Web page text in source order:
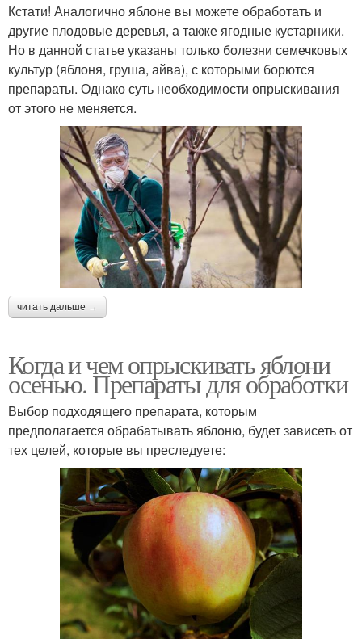
Кстати! Аналогично яблоне вы можете обработать и
другие плодовые деревья, а также ягодные кустарники.
Но в данной статье указаны только болезни семечковых
культур (яблоня, груша, айва), с которыми борются
препараты. Однако суть необходимости опрыскивания
от этого не меняется.
читать дальше →
Когда и чем опрыскивать яблони
осенью. Препараты для обработки
Выбор подходящего препарата, которым
предполагается обрабатывать яблоню, будет зависеть от
тех целей, которые вы преследуете: